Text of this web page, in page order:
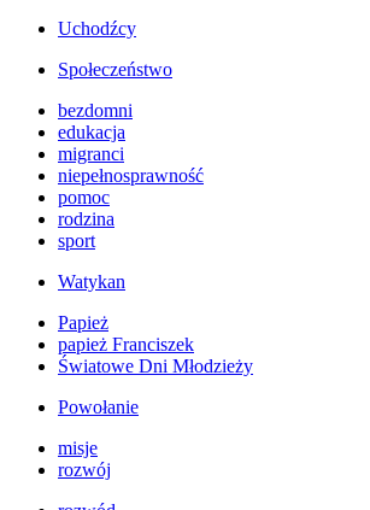
Uchodźcy
Społeczeństwo
bezdomni
edukacja
migranci
niepełnosprawność
pomoc
rodzina
sport
Watykan
Papież
papież Franciszek
Światowe Dni Młodzieży
Powołanie
misje
rozwój